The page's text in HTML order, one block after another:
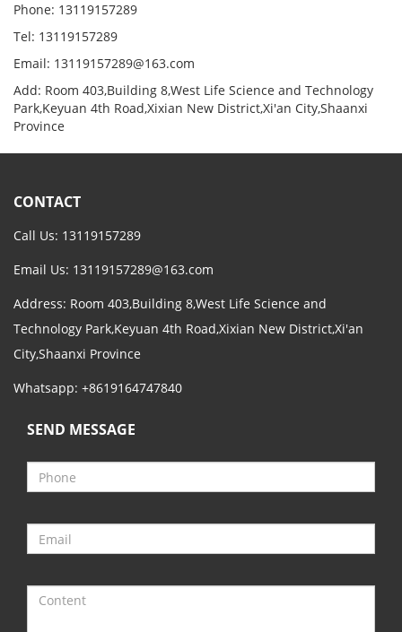
Phone: 13119157289
Tel: 13119157289
Email: 13119157289@163.com
Add: Room 403,Building 8,West Life Science and Technology
Park,Keyuan 4th Road,Xixian New District,Xi'an City,Shaanxi
Province
CONTACT
Call Us: 13119157289
Email Us: 13119157289@163.com
Address: Room 403,Building 8,West Life Science and
Technology Park,Keyuan 4th Road,Xixian New District,Xi'an
City,Shaanxi Province
Whatsapp: +8619164747840
SEND MESSAGE